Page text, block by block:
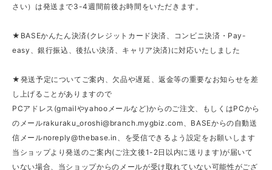
さい）は発送まで3-4週間前後お時間をいただきます。
★BASEかんたん決済(クレジットカード決済、コンビニ決済・Pay-
easy、銀行振込、後払い決済、キャリア決済)に対応いたしました
★発送予定についてご案内、欠品や遅延、返金等の重要なお知らせを差
し上げることがありますので
PCアドレス(gmailやyahooメールなど)からのご注文、もしくはPCから
のメールrakuraku_oroshi@branch.mygbiz.com 、BASEからの自動送
信メールnoreply@thebase.in
、を受信できるよう設定をお願いします
当ショップより発送のご案内(ご注文後1-2日以内に送ります)が届いて
いない場合、当ショップからのメールが受け取れていない可能性がござ